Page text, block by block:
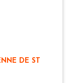
DE ST